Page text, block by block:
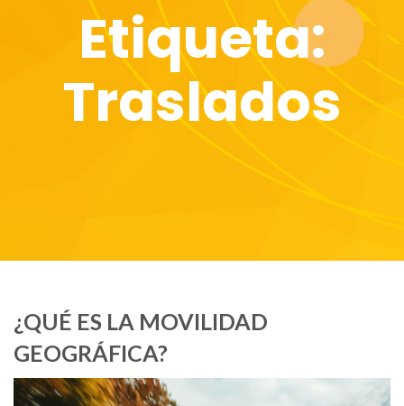
Etiqueta:
Traslados
¿QUÉ ES LA MOVILIDAD
GEOGRÁFICA?